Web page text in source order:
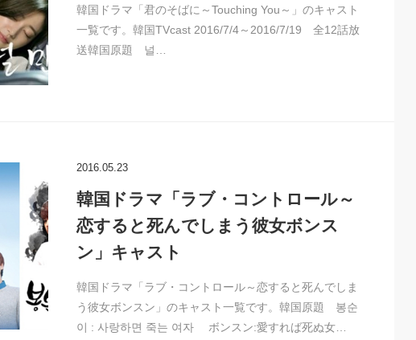
韓国ドラマ「君のそばに～Touching You～」のキャスト
一覧です。韓国TVcast 2016/7/4～2016/7/19 全12話放
送韓国原題 널…
2016.05.23
韓国ドラマ「ラブ・コントロール～
恋すると死んでしまう彼女ボンス
ン」キャスト
韓国ドラマ「ラブ・コントロール～恋すると死んでしま
う彼女ボンスン」のキャスト一覧です。韓国原題 봉순
이 : 사랑하면 죽는 여자 ボンスン:愛すれば死ぬ女…